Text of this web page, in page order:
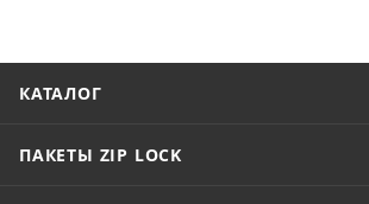
воздействиям. Также, она оснащена
удобства использования.
КАТАЛОГ
ПАКЕТЫ ZIP LOCK